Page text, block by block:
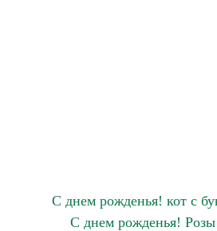
С днем рожденья! кот с
С днем рожденья!